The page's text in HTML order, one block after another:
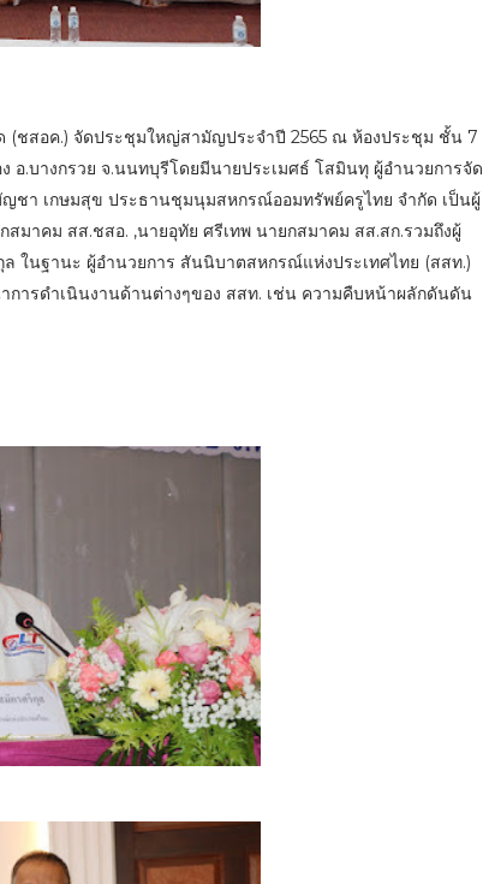
(ชสอค.) จัดประชุมใหญ่สามัญประจำปี 2565 ณ ห้องประชุม ชั้น 7
.บางกรวย จ.นนทบุรีโดยมีนายประเมศธ์ โสมินทุ ผู้อำนวยการจัด
ชา เกษมสุข ประธานชุมนุมสหกรณ์ออมทรัพย์ครูไทย จำกัด เป็นผู้
มาคม สส.ชสอ. ,นายอุทัย ศรีเทพ นายกสมาคม สส.สก.รวมถึงผู้
ในฐานะ ผู้อำนวยการ สันนิบาตสหกรณ์แห่งประเทศไทย (สสท.)
ารดำเนินงานด้านต่างๆของ สสท. เช่น ความคืบหน้าผลักดันดัน